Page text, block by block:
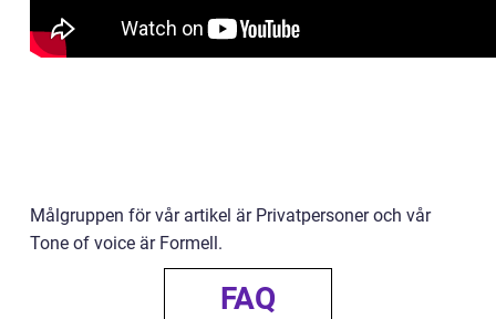
Målgruppen för vår artikel är Privatpersoner och vår
Tone of voice är Formell.
FAQ